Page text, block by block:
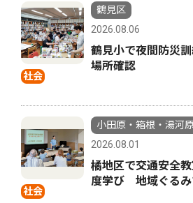
社会
鶴見区
2026.08.06
鶴見小で夜間防災
場所確認
社会
小田原・箱根・湯河
2026.08.01
橘地区で交通安全
度学び 地域ぐるみ